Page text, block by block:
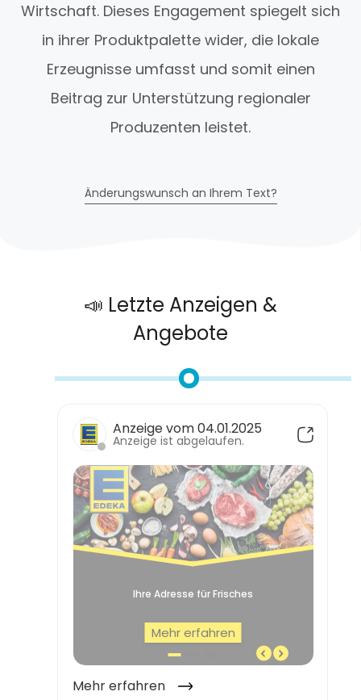
Wirtschaft. Dieses Engagement spiegelt sich
in ihrer Produktpalette wider, die lokale
Erzeugnisse umfasst und somit einen
Beitrag zur Unterstützung regionaler
Produzenten leistet.
Änderungswunsch an Ihrem Text?